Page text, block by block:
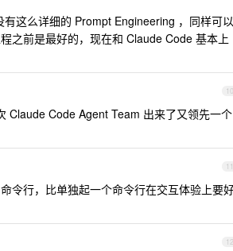
这么详细的 Prompt Engineering ，同样可以
之前是最好的，现在和 Claude Code 基本上
10
Claude Code Agent Team 出来了又领先一个
11
令行，比单独起一个命令行在交互体验上要
12